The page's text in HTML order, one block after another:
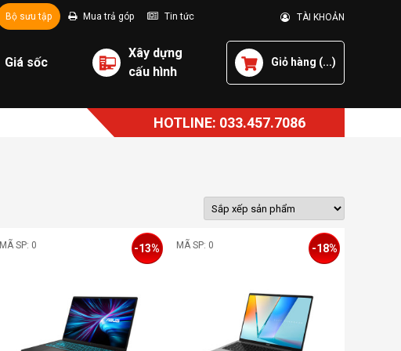
Bộ sưu tập Mua trả góp Tin tức TÀI KHOẢN
Giá sốc
Xây dựng
cấu hình
Giỏ hàng (...)
HOTLINE: 033.457.7086
MÃ SP: 0 -13% MÃ SP: 0 -18%